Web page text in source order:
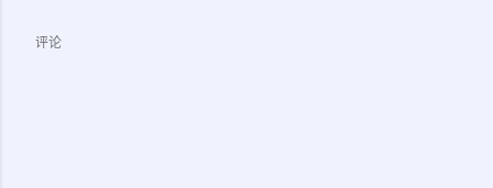
评论